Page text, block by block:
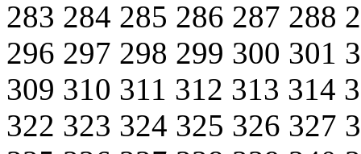
283 284 285 286 287 288
296 297 298 299 300 301
309 310 311 312 313 314
322 323 324 325 326 327